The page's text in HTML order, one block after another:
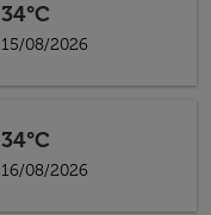
34°C
15/08/2026
34°C
16/08/2026